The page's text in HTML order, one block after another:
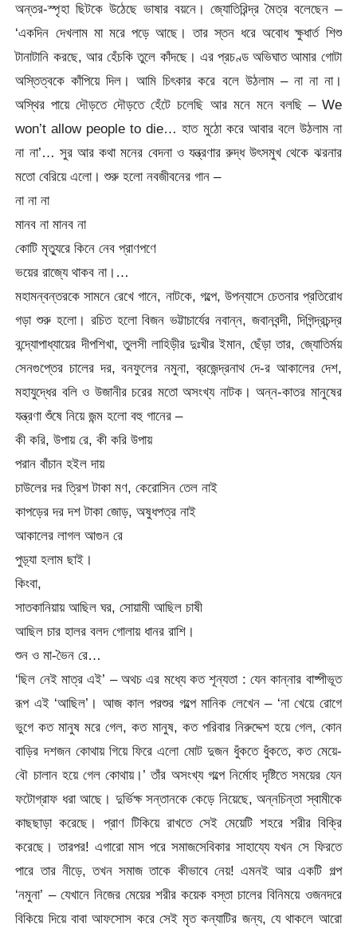
অন্তর-স্পৃহা ছিটকে উঠেছে ভাষার বয়নে। জ্যোতিরিন্দ্র মৈত্র বলেছেন –
‘একদিন দেখলাম মা মরে পড়ে আছে। তার স্তন ধরে অবোধ ক্ষুধার্ত শিশু
টানাটানি করছে, আর হেঁচকি তুলে কাঁদছে। এর প্রচণ্ড অভিঘাত আমার গোটা
অস্তিত্বকে কাঁপিয়ে দিল। আমি চিৎকার করে বলে উঠলাম – না না না।
অস্থির পায়ে দৌড়তে দৌড়তে হেঁটে চলেছি আর মনে মনে বলছি – We
won’t allow people to die… হাত মুঠো করে আবার বলে উঠলাম না
না না’… সুর আর কথা মনের বেদনা ও যন্ত্রণার রুদ্ধ উৎসমুখ থেকে ঝরনার
মতো বেরিয়ে এলো। শুরু হলো নবজীবনের গান –
না না না
মানব না মানব না
কোটি মৃত্যুরে কিনে নেব প্রাণপণে
ভয়ের রাজ্যে থাকব না।…
মহামন্বন্তরকে সামনে রেখে গানে, নাটকে, গল্পে, উপন্যাসে চেতনার প্রতিরোধ
গড়া শুরু হলো। রচিত হলো বিজন ভট্টাচার্যের নবান্ন, জবানবন্দী, দিগিন্দ্রচন্দ্র
বন্দ্যোপাধ্যায়ের দীপশিখা, তুলসী লাহিড়ীর দুঃখীর ইমান, ছেঁড়া তার, জ্যোতির্ময়
সেনগুপ্তের চালের দর, বনফুলের নমুনা, ব্রজেন্দ্রনাথ দে-র আকালের দেশ,
মহাযুদ্ধের বলি ও উজানীর চরের মতো অসংখ্য নাটক। অন্ন-কাতর মানুষের
যন্ত্রণা শুঁষে নিয়ে জন্ম হলো বহু গানের –
কী করি, উপায় রে, কী করি উপায়
পরান বাঁচান হইল দায়
চাউলের দর ত্রিশ টাকা মণ, কেরোসিন তেল নাই
কাপড়ের দর দশ টাকা জোড়, অষুধপত্র নাই
আকালের লাগল আগুন রে
পুড়্যা হলাম ছাই।
কিংবা,
সাতকানিয়ায় আছিল ঘর, সোয়ামী আছিল চাষী
আছিল চার হালর বলদ গোলায় ধানর রাশি।
শুন ও মা-ভৈন রে…
‘ছিল নেই মাত্র এই’ – অথচ এর মধ্যে কত শূন্যতা : যেন কান্নার বাষ্পীভূত
রূপ এই ‘আছিল’। আজ কাল পরশুর গল্পে মানিক লেখেন – ‘না খেয়ে রোগে
ভুগে কত মানুষ মরে গেল, কত মানুষ, কত পরিবার নিরুদ্দেশ হয়ে গেল, কোন
বাড়ির দশজন কোথায় গিয়ে ফিরে এলো মোট দুজন ধুঁকতে ধুঁকতে, কত মেয়ে-
বৌ চালান হয়ে গেল কোথায়।’ তাঁর অসংখ্য গল্পে নির্মোহ দৃষ্টিতে সময়ের যেন
ফটোগ্রাফ ধরা আছে। দুর্ভিক্ষ সন্তানকে কেড়ে নিয়েছে, অন্নচিন্তা স্বামীকে
কাছছাড়া করেছে। প্রাণ টিকিয়ে রাখতে সেই মেয়েটি শহরে শরীর বিক্রি
করেছে। তারপর! এগারো মাস পরে সমাজসেবিকার সাহায্যে যখন সে ফিরতে
পারে তার নীড়ে, তখন সমাজ তাকে কীভাবে নেয়! এমনই আর একটি গল্প
‘নমুনা’ – যেখানে নিজের মেয়ের শরীর কয়েক বস্তা চালের বিনিময়ে ওজনদরে
বিকিয়ে দিয়ে বাবা আফসোস করে সেই মৃত কন্যাটির জন্য, যে থাকলে আরো